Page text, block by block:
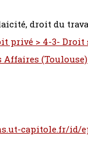
droit du
privé > 4-3-
Affaires (Toulouse)
capitole.fr/id/